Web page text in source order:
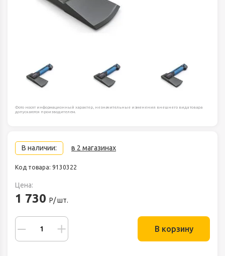
Фото носят информационный характер, незначительные изменения внешнего вида товара
допускаются производителем.
В наличии: в 2 магазинах
Код товара: 9130322
Цена:
1 730 Р/ шт.
В корзину